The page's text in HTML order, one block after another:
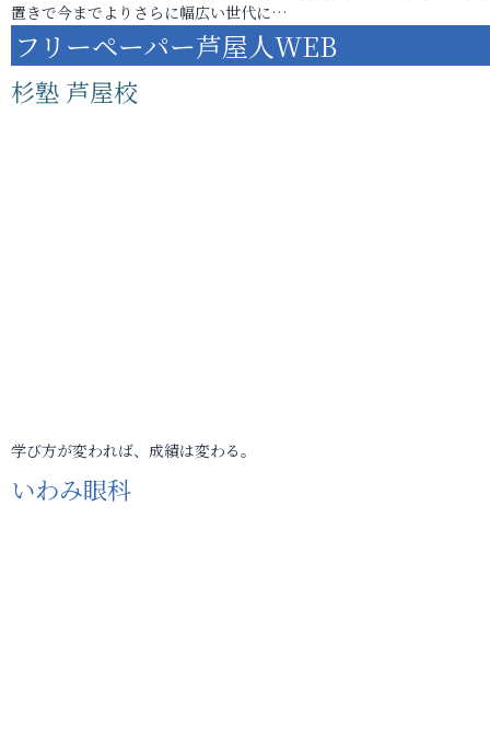
置きで今までよりさらに幅広い世代に…
フリーペーパー芦屋人WEB
杉塾 芦屋校
学び方が変われば、成績は変わる。
いわみ眼科